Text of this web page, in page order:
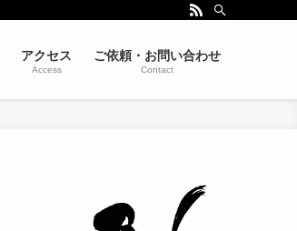
アクセス
Access
ご依頼・お問い合わせ
Contact